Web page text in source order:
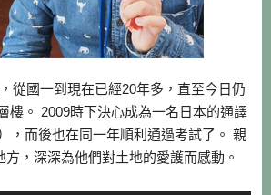
從國一到現在已經20年多，直至今日仍
樓。 2009時下決心成為一名日本的通譯
，而後也在同一年順利通過考試了。 親
方，深深為他們對土地的愛護而感動。